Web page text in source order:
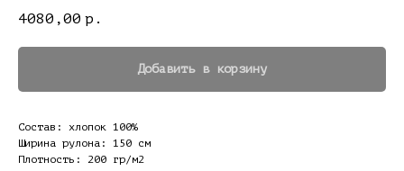
4080,00 р.
Добавить в корзину
Состав: хлопок 100%
Ширина рулона: 150 см
Плотность: 200 гр/м2